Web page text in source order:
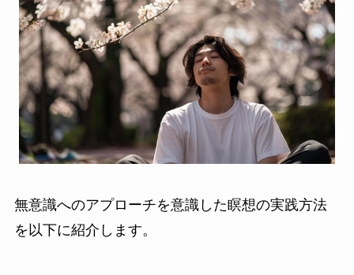
無意識へのアプローチを意識した瞑想の実践方法
を以下に紹介します。